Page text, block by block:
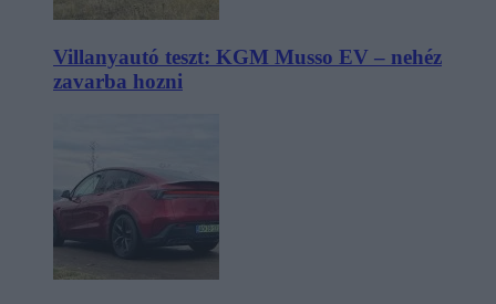
Villanyautó teszt: KGM Musso EV – nehéz
zavarba hozni